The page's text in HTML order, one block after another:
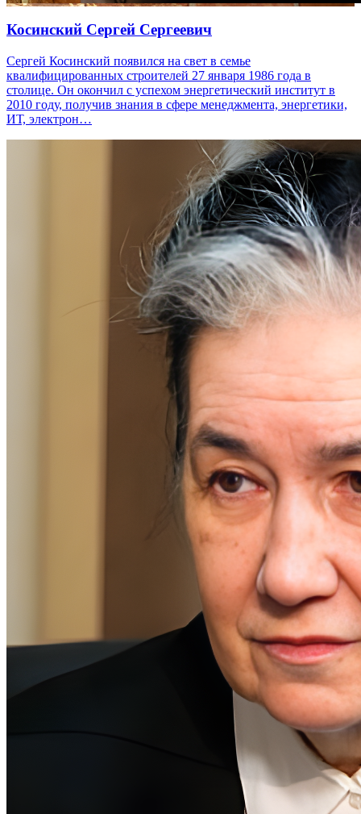
Косинский Сергей Сергеевич
Сергей Косинский появился на свет в семье
квалифицированных строителей 27 января 1986 года в
столице. Он окончил с успехом энергетический институт в
2010 году, получив знания в сфере менеджмента, энергетики,
ИТ, электрон…